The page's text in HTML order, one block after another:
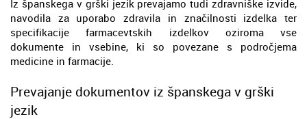
Iz španskega v grški jezik prevajamo tudi zdravniške izvide,
navodila za uporabo zdravila in značilnosti izdelka ter
specifikacije farmacevtskih izdelkov oziroma vse
dokumente in vsebine, ki so povezane s področjema
medicine in farmacije.
Prevajanje dokumentov iz španskega v grški
jezik